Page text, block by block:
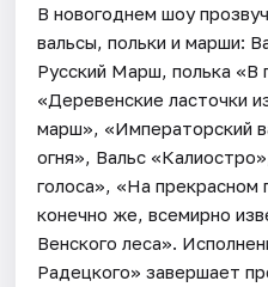
В новогоднем шоу
вальсы, польки и марши:
Русский Марш, полька «В
«Деревенские ласточки
марш», «Императорский
огня», Вальс
голоса», «На прекрасном
конечно же, всемирно
Венского леса».
Радецкого» завершает